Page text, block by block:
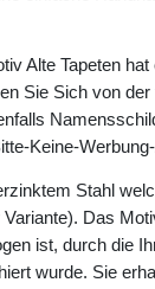
Alte Tapeten
Sie Sich von
Keine-
Stahl
Das
ist, durch die
wurde. Sie